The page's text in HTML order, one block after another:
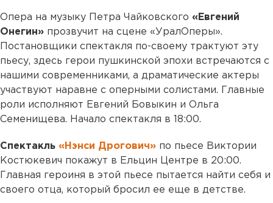
Опера на музыку Петра Чайковского «Евгений
Онегин» прозвучит на сцене «УралОперы».
Постановщики спектакля по-своему трактуют эту
пьесу, здесь герои пушкинской эпохи встречаются с
нашими современниками, а драматические актеры
участвуют наравне с оперными солистами. Главные
роли исполняют Евгений Бовыкин и Ольга
Семенищева. Начало спектакля в 18:00.
Спектакль «Нэнси Дрогович» по пьесе Виктории
Костюкевич покажут в Ельцин Центре в 20:00.
Главная героиня в этой пьесе пытается найти себя и
своего отца, который бросил ее еще в детстве.